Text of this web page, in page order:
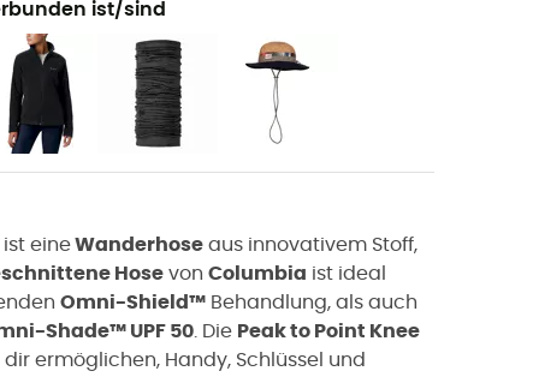
ist/sind
ist eineWanderhose aus innovativem Stoff,
Hose von Columbia ist ideal
Omni-Shield™ Behandlung, als auch
Shade™ UPF 50 . Die Peak to Point Knee
ermöglichen, Handy, Schlüssel und